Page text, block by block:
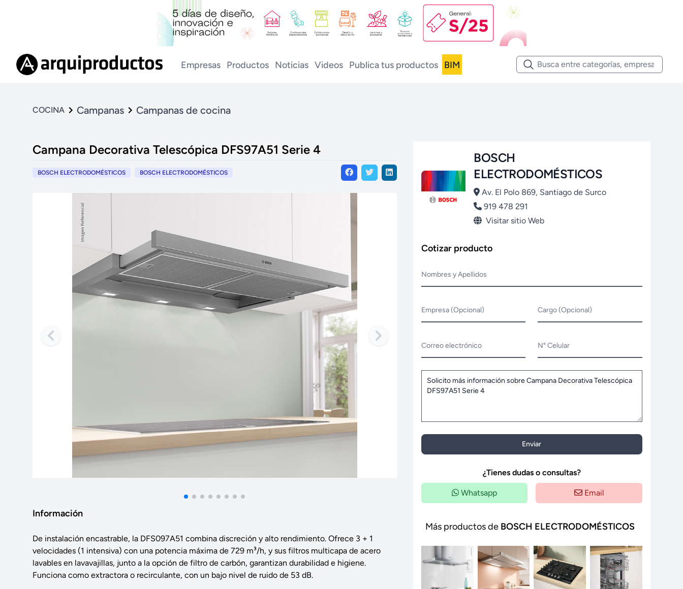
Empresas Productos Noticias Videos Publica tus productos BIM
COCINA Campanas Campanas de cocina
Campana Decorativa Telescópica DFS97A51 Serie 4
BOSCH ELECTRODOMÉSTICOS BOSCH ELECTRODOMÉSTICOS
Información
De instalación encastrable, la DFS097A51 combina discreción y alto rendimiento. Ofrece 3 + 1
velocidades (1 intensiva) con una potencia máxima de 729 m³/h, y sus filtros multicapa de acero
lavables en lavavajillas, junto a la opción de filtro de carbón, garantizan durabilidad e higiene.
Funciona como extractora o recirculante, con un bajo nivel de ruido de 53 dB.
BOSCH
ELECTRODOMÉSTICOS
Av. El Polo 869, Santiago de Surco
919 478 291
Visitar sitio Web
Cotizar producto
Nombres y Apellidos
Empresa (Opcional) Cargo (Opcional)
Correo electrónico N° Celular
Enviar
¿Tienes dudas o consultas?
Whatsapp Email
Más productos de BOSCH ELECTRODOMÉSTICOS